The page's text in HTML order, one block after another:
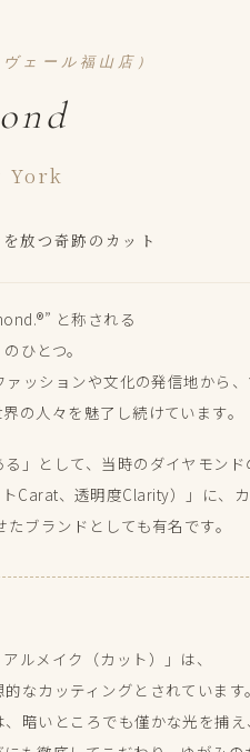
ェール福山店）
York
放つ奇跡の​カット
と​称される​
ひとつ。​
ッションや​文化の​発信地から
の​人々を​魅了し続けています。
」と​して、​当時の​ダイヤモンド
Carat、​透明度Clarity）」に、​
ブランドと​しても​有名です。
ルメイク​（カット）」は、​
な​カッティングと​されています。​
暗い​ところでも​僅かな​光を​捕え